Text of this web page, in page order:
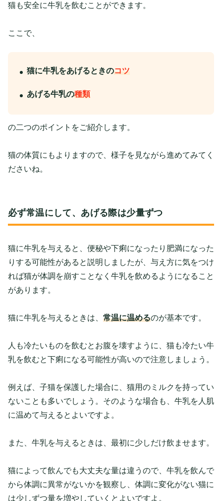
猫も安全に牛乳を飲むことができます。
ここで、
猫に牛乳をあげるときのコツ
あげる牛乳の種類
の二つのポイントをご紹介します。
猫の体質にもよりますので、様子を見ながら進めてみてく
ださいね。
必ず常温にして、あげる際は少量ずつ
猫に牛乳を与えると、便秘や下痢になったり肥満になった
りする可能性があると説明しましたが、与え方に気をつけ
れば猫が体調を崩すことなく牛乳を飲めるようになること
があります。
猫に牛乳を与えるときは、 常温に温めるのが基本です。
人も冷たいものを飲むとお腹を壊すように、猫も冷たい牛
乳を飲むと下痢になる可能性が高いので注意しましょう。
例えば、子猫を保護した場合に、猫用のミルクを持ってい
ないことも多いでしょう。そのような場合も、牛乳を人肌
に温めて与えるとよいですよ。
また、牛乳を与えるときは、最初に少しだけ飲ませます。
猫によって飲んでも大丈夫な量は違うので、牛乳を飲んで
から体調に異常がないかを観察し、体調に変化がない猫に
は少しずつ量を増やしていくとよいですよ。